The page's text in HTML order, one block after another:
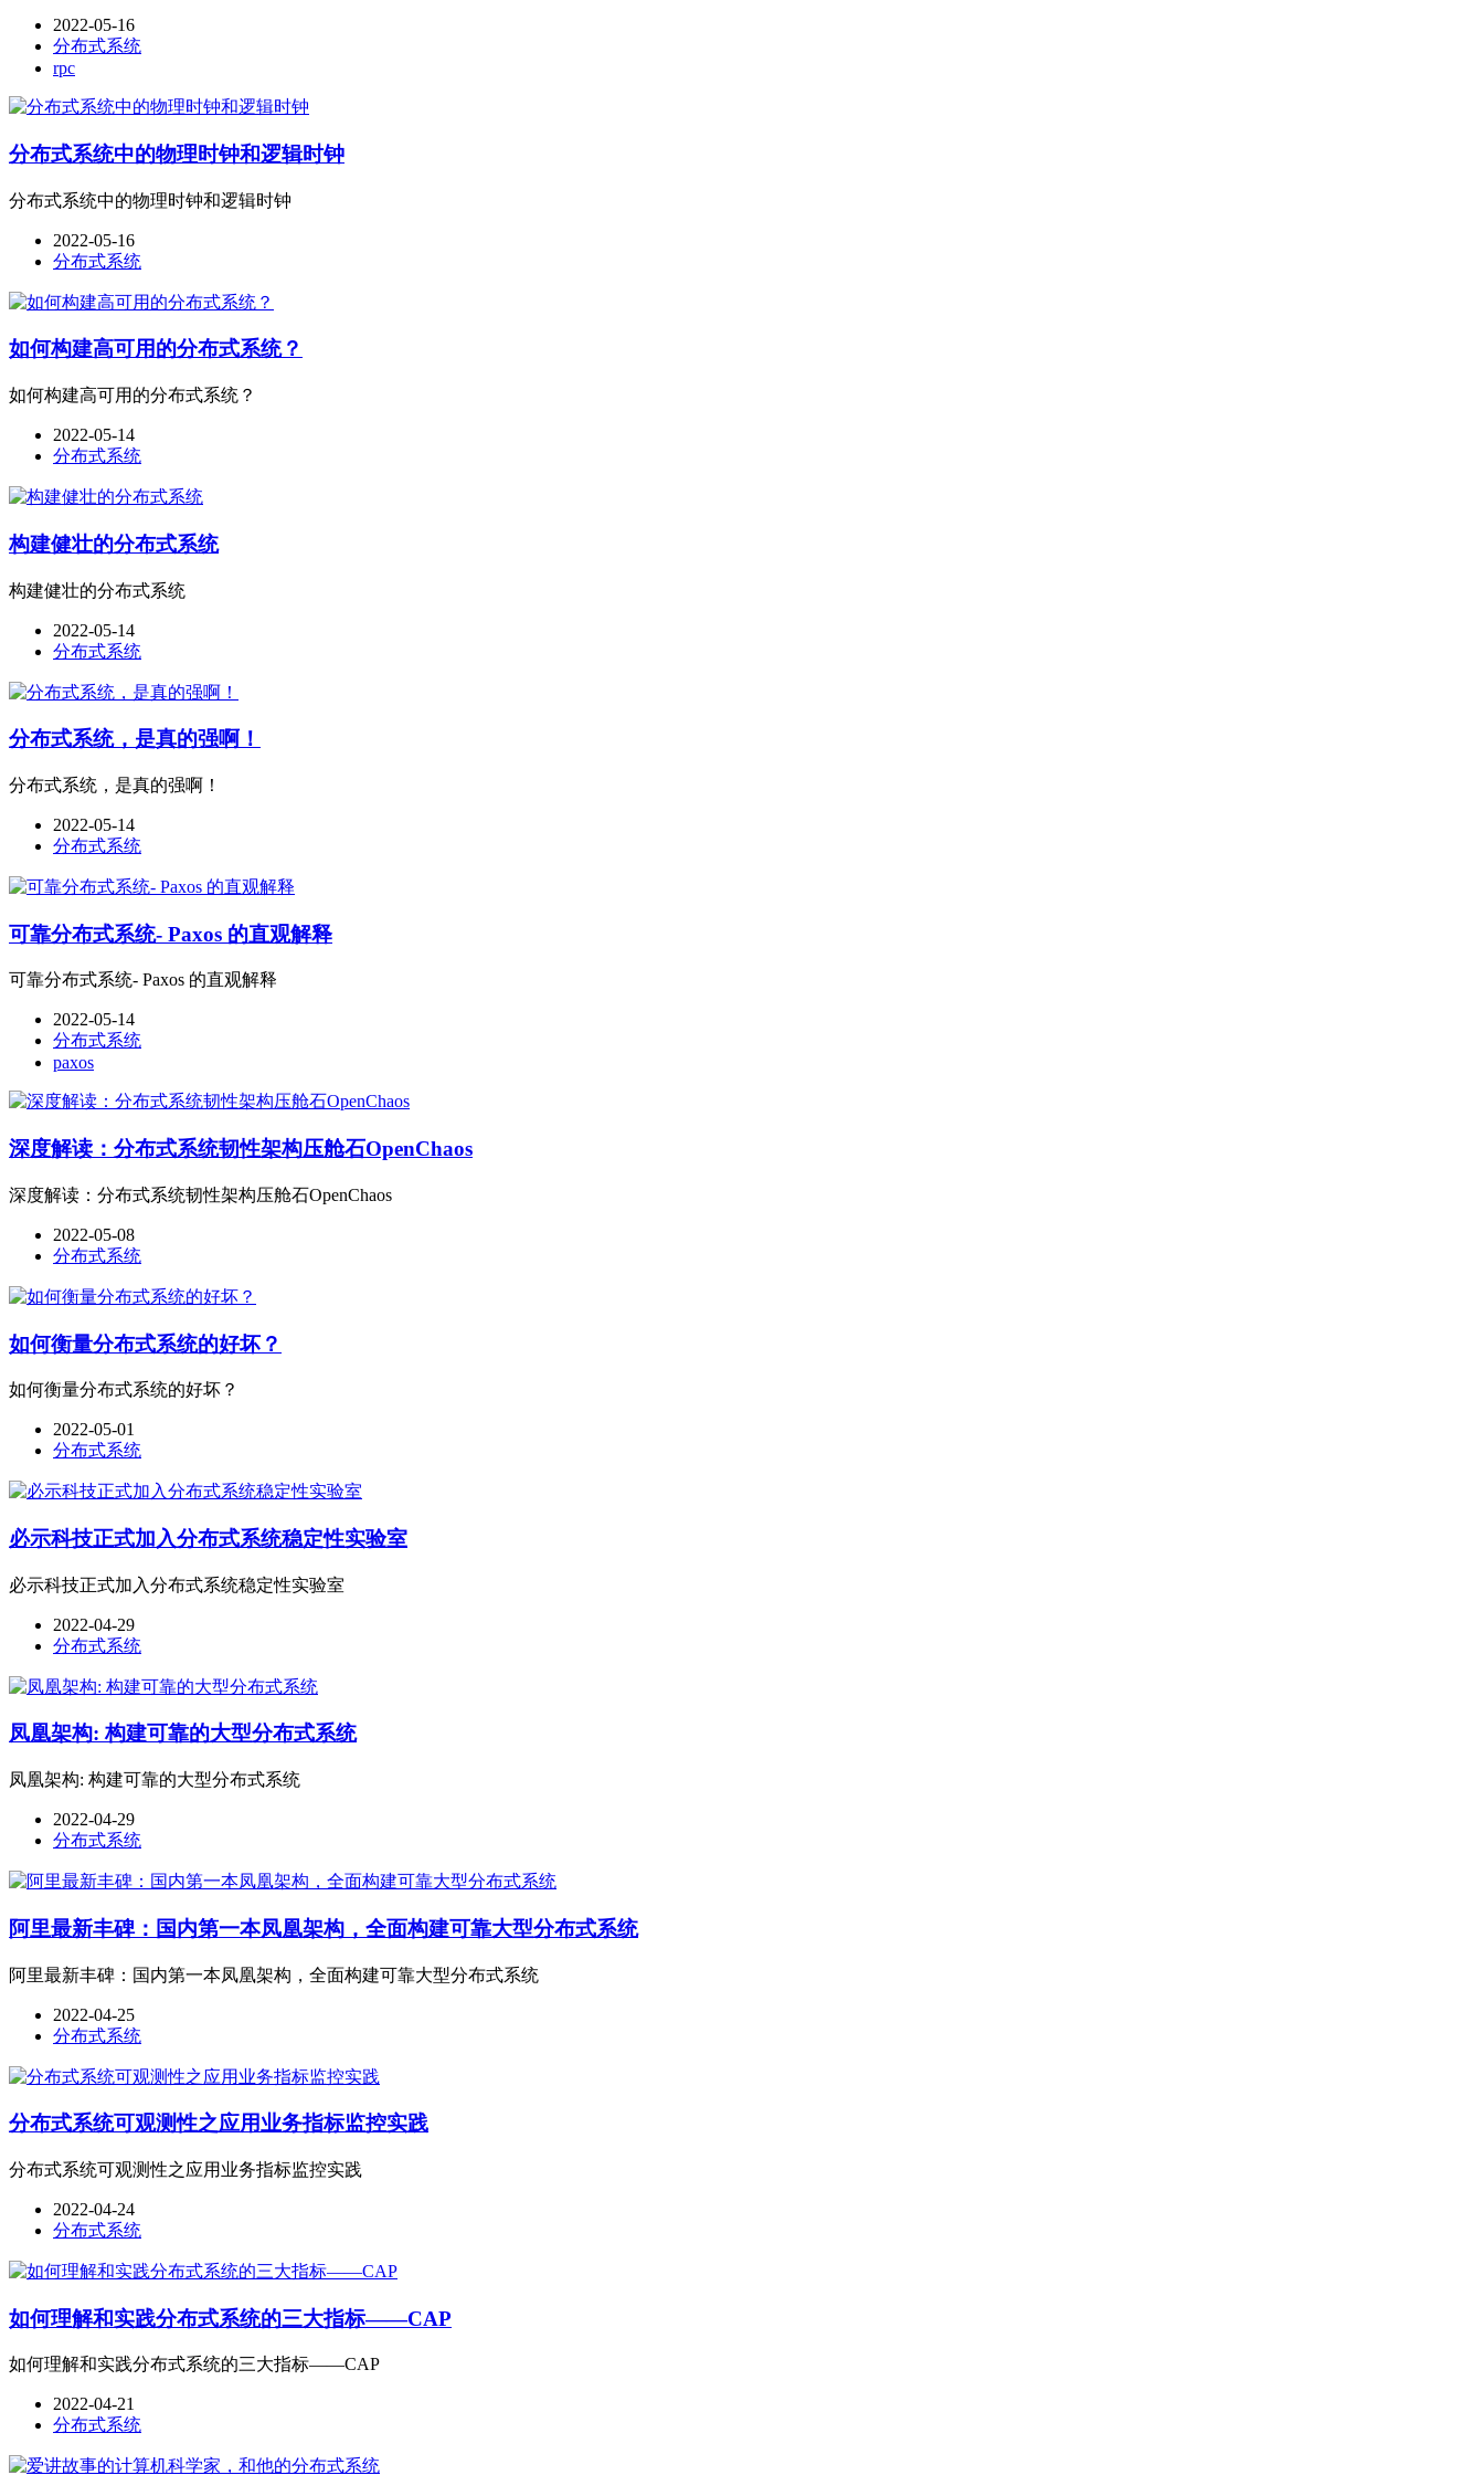
2022-05-16
分布式系统
rpc
分布式系统中的物理时钟和逻辑时钟
分布式系统中的物理时钟和逻辑时钟
2022-05-16
分布式系统
如何构建高可用的分布式系统？
如何构建高可用的分布式系统？
2022-05-14
分布式系统
构建健壮的分布式系统
构建健壮的分布式系统
2022-05-14
分布式系统
分布式系统，是真的强啊！
分布式系统，是真的强啊！
2022-05-14
分布式系统
可靠分布式系统- Paxos 的直观解释
可靠分布式系统- Paxos 的直观解释
2022-05-14
分布式系统
paxos
深度解读：分布式系统韧性架构压舱石OpenChaos
深度解读：分布式系统韧性架构压舱石OpenChaos
2022-05-08
分布式系统
如何衡量分布式系统的好坏？
如何衡量分布式系统的好坏？
2022-05-01
分布式系统
必示科技正式加入分布式系统稳定性实验室
必示科技正式加入分布式系统稳定性实验室
2022-04-29
分布式系统
凤凰架构: 构建可靠的大型分布式系统
凤凰架构: 构建可靠的大型分布式系统
2022-04-29
分布式系统
阿里最新丰碑：国内第一本凤凰架构，全面构建可靠大型分布式系统
阿里最新丰碑：国内第一本凤凰架构，全面构建可靠大型分布式系统
2022-04-25
分布式系统
分布式系统可观测性之应用业务指标监控实践
分布式系统可观测性之应用业务指标监控实践
2022-04-24
分布式系统
如何理解和实践分布式系统的三大指标——CAP
如何理解和实践分布式系统的三大指标——CAP
2022-04-21
分布式系统